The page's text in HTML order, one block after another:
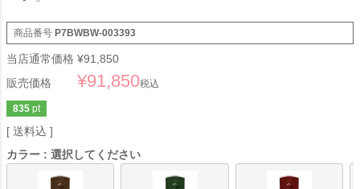
商品番号 P7BWBW-003393
当店通常価格 ¥91,850
販売価格
¥91,850税込
835 pt
送料込
カラー
選択してください